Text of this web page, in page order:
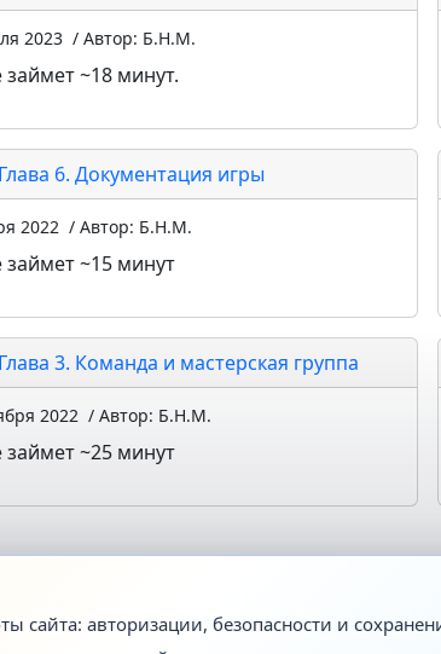
2023 / Автор: Б.Н.М.
займет ~18 минут.
6. Документация игры
2022 / Автор: Б.Н.М.
займет ~15 минут
3. Команда и мастерская группа
2022 / Автор: Б.Н.М.
займет ~25 минут
сайта: авторизации, безопасности и